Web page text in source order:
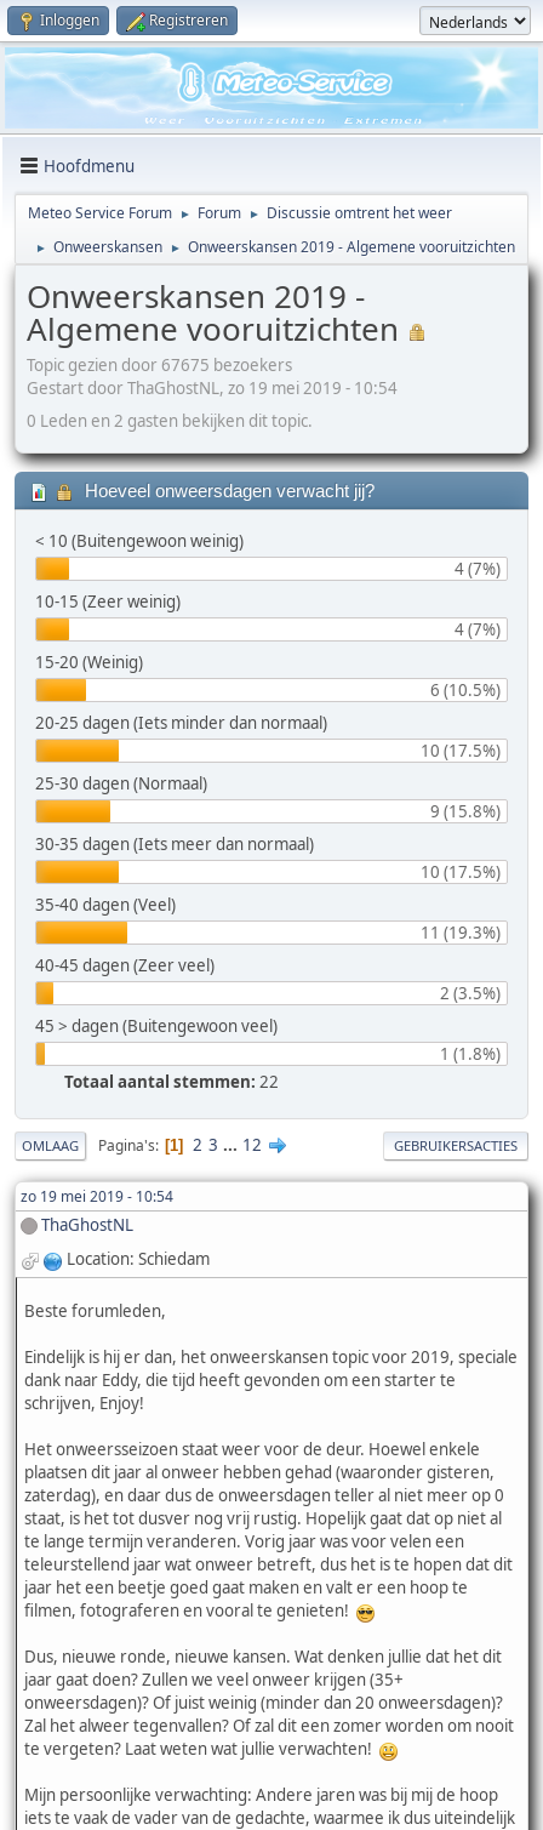
Inloggen Registreren
Hoofdmenu
Meteo Service Forum ► Forum ► Discussie omtrent het weer
► Onweerskansen ► Onweerskansen 2019 - Algemene vooruitzichten
Onweerskansen 2019 -
Algemene vooruitzichten
Topic gezien door 67675 bezoekers
Gestart door ThaGhostNL, zo 19 mei 2019 - 10:54
0 Leden en 2 gasten bekijken dit topic.
Hoeveel onweersdagen verwacht jij?
< 10 (Buitengewoon weinig)
4 (7%)
10-15 (Zeer weinig)
4 (7%)
15-20 (Weinig)
6 (10.5%)
20-25 dagen (Iets minder dan normaal)
10 (17.5%)
25-30 dagen (Normaal)
9 (15.8%)
30-35 dagen (Iets meer dan normaal)
10 (17.5%)
35-40 dagen (Veel)
11 (19.3%)
40-45 dagen (Zeer veel)
2 (3.5%)
45 > dagen (Buitengewoon veel)
1 (1.8%)
Totaal aantal stemmen: 22
OMLAAG Pagina's 1 2 3 ... 12 GEBRUIKERSACTIES
zo 19 mei 2019 - 10:54
ThaGhostNL
Location: Schiedam
Beste forumleden,
Eindelijk is hij er dan, het onweerskansen topic voor 2019, speciale
dank naar Eddy, die tijd heeft gevonden om een starter te
schrijven, Enjoy!
Het onweersseizoen staat weer voor de deur. Hoewel enkele
plaatsen dit jaar al onweer hebben gehad (waaronder gisteren,
zaterdag), en daar dus de onweersdagen teller al niet meer op 0
staat, is het tot dusver nog vrij rustig. Hopelijk gaat dat op niet al
te lange termijn veranderen. Vorig jaar was voor velen een
teleurstellend jaar wat onweer betreft, dus het is te hopen dat dit
jaar het een beetje goed gaat maken en valt er een hoop te
filmen, fotograferen en vooral te genieten!
Dus, nieuwe ronde, nieuwe kansen. Wat denken jullie dat het dit
jaar gaat doen? Zullen we veel onweer krijgen (35+
onweersdagen)? Of juist weinig (minder dan 20 onweersdagen)?
Zal het alweer tegenvallen? Of zal dit een zomer worden om nooit
te vergeten? Laat weten wat jullie verwachten!
Mijn persoonlijke verwachting: Andere jaren was bij mij de hoop
iets te vaak de vader van de gedachte, waarmee ik dus uiteindelijk